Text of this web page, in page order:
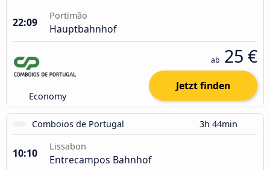
22:09
Portimão
Hauptbahnhof
Economy
ab 25 €
Jetzt finden
Comboios de Portugal 3h 44min
10:10
Lissabon
Entrecampos Bahnhof